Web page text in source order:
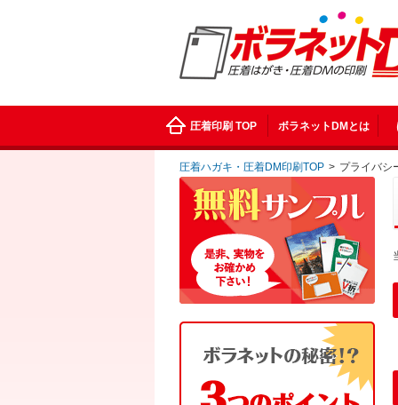
圧着印刷 TOP ボラネットDMとは
圧着ハガキ・圧着DM印刷TOP > プライバシ